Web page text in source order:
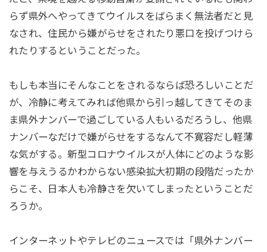
らず県外へやってきてウイルスをばらまく無法者だと見
なされ、住民から嫌がらせをされたり悪口を投げつけら
れたりするということだった。
もしも本当にそんなことをされるならば恐ろしいことだ
が、冷静に考えてみれば他県から引っ越してきてそのま
ま県外ナンバーで過ごしている人もいるだろうし、他県
ナンバーなだけで嫌がらせをするなんて不寛容だし軽薄
な気がする。新型コロナウイルスが人体にどのような影
響を与えうるかわからない感染拡大初期の段階だったか
らこそ、日本人も冷静さを欠いてしまったということだ
ろうか。
インターネットやテレビのニュースでは「県外ナンバー